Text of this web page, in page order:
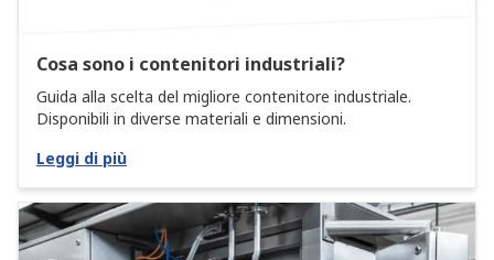
Cosa sono i contenitori industriali?
Guida alla scelta del migliore contenitore industriale.
Disponibili in diverse materiali e dimensioni.
Leggi di più